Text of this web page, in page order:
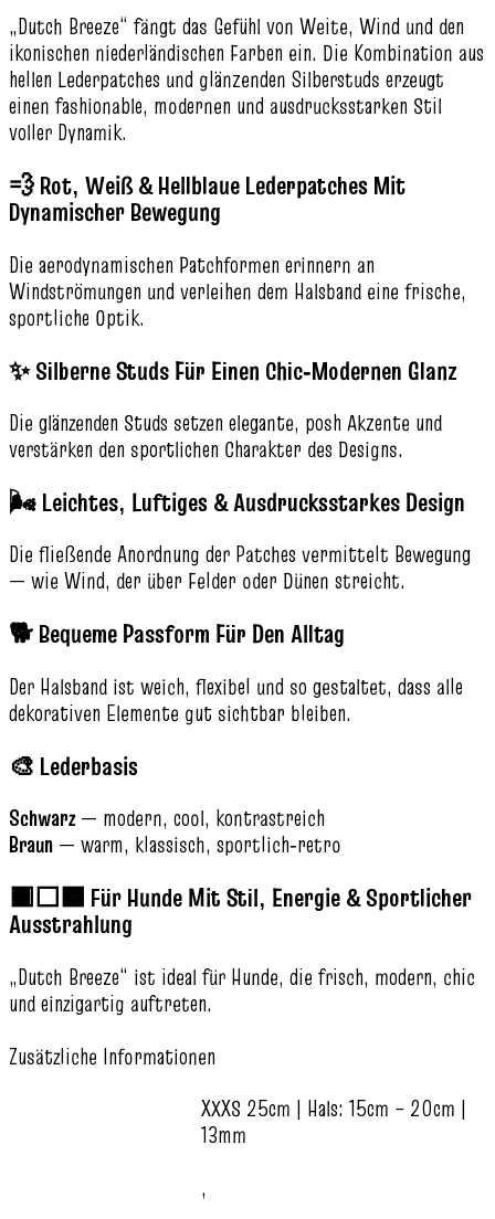
„Dutch Breeze“ fängt das Gefühl von Weite, Wind und den
ikonischen niederländischen Farben ein. Die Kombination aus
hellen Lederpatches und glänzenden Silberstuds erzeugt
einen fashionable, modernen und ausdrucksstarken Stil
voller Dynamik.
💨 Rot, Weiß & Hellblaue Lederpatches Mit
Dynamischer Bewegung
Die aerodynamischen Patchformen erinnern an
Windströmungen und verleihen dem Halsband eine frische,
sportliche Optik.
✨ Silberne Studs Für Einen Chic‑Modernen Glanz
Die glänzenden Studs setzen elegante, posh Akzente und
verstärken den sportlichen Charakter des Designs.
🌬️ Leichtes, Luftiges & Ausdrucksstarkes Design
Die fließende Anordnung der Patches vermittelt Bewegung
— wie Wind, der über Felder oder Dünen streicht.
🐕 Bequeme Passform Für Den Alltag
Der Halsband ist weich, flexibel und so gestaltet, dass alle
dekorativen Elemente gut sichtbar bleiben.
🎨 Lederbasis
Schwarz— modern, cool, kontrastreich
Braun — warm, klassisch, sportlich‑retro
🟥⬜🟦 Für Hunde Mit Stil, Energie & Sportlicher
Ausstrahlung
„Dutch Breeze“ ist ideal für Hunde, die frisch, modern, chic
und einzigartig auftreten.
Zusätzliche Informationen
XXXS 25cm | Hals: 15cm – 20cm |
13mm
,